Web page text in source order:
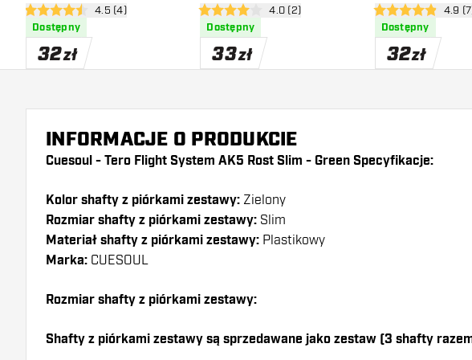
otwórz panel recenzji
4.5 gwiazdki oceny
4.5 (4)
Dostępny
32zł
otwórz panel recenzji
4 gwiazdki oceny4.0 (2)
Dostępny
33zł
otwórz
4.9 gwiazdki oceny
4.9
Dostępny
32zł
INFORMACJE O PRODUKCIE
Cuesoul - Tero Flight System AK5 Rost Slim - Green Specyfikacje:
Kolor shafty z piórkami zestawy: Zielony
Rozmiar shafty z piórkami zestawy: Slim
Materiał shafty z piórkami zestawy: Plastikowy
Marka: CUESOUL
Rozmiar shafty z piórkami zestawy:
Shafty z piórkami zestawy są sprzedawane jako zestaw (3 shafty